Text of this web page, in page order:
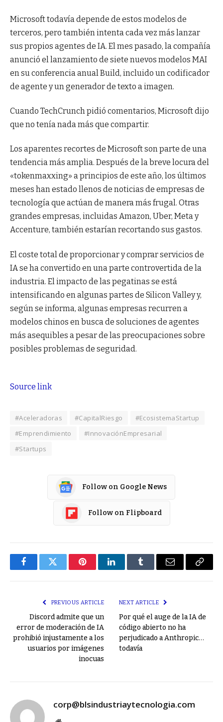
Microsoft todavía depende de estos modelos de
terceros, pero también intenta cada vez más lanzar
sus propios agentes de IA. El mes pasado, la compañía
anunció el lanzamiento de siete nuevos modelos MAI
en su conferencia anual Build, incluido un codificador
de agente y un generador de texto a imagen.
Cuando TechCrunch pidió comentarios, Microsoft dijo
que no tenía nada más que compartir.
Los aparentes recortes de Microsoft son parte de una
tendencia más amplia. Después de la breve locura del
«tokenmaxxing» a principios de este año, los últimos
meses han estado llenos de noticias de empresas de
tecnología que actúan de manera más frugal. Otras
grandes empresas, incluidas Amazon, Uber, Meta y
Accenture, también estarían recortando sus gastos.
El coste total de proporcionar y comprar servicios de
IA se ha convertido en una parte controvertida de la
industria. El impacto de las pegatinas se está
intensificando en algunas partes de Silicon Valley y,
según se informa, algunas empresas recurren a
modelos chinos en busca de soluciones de agentes
más asequibles a pesar de las preocupaciones sobre
posibles problemas de seguridad.
Source link
#Aceleradoras #CapitalRiesgo
#EcosistemaStartup
#Emprendimiento
#InnovaciónEmpresarial
#Startups
Follow on Google News
Follow on Flipboard
FacebookTwitter PinterestLinkedInTumblr Email
Copy
PREVIOUS ARTICLE
Discord admite que un
error de moderación de IA
prohibió injustamente a los
usuarios por imágenes
inocuas
NEXT ARTICLE
Por qué el auge de la IA de
código abierto no ha
perjudicado a Anthropic…
todavía
corp@blsindustriaytecnologia.com